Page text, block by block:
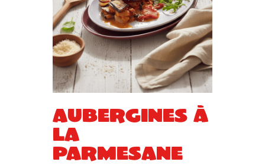
Aubergines à
la
parmesane